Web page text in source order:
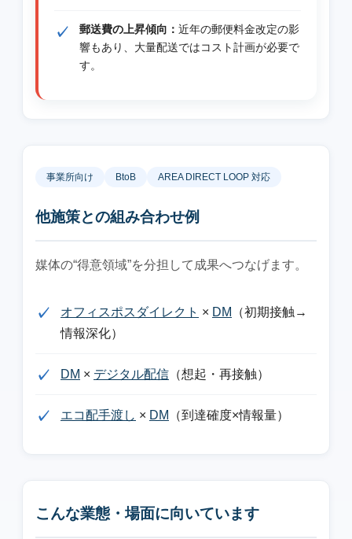
郵送費の上昇傾向： 近年の郵便料金改定の影
響もあり、大量配送ではコスト計画が必要で
す。
事業所向け BtoB AREA DIRECT LOOP 対応
他施策との組み合わせ例
媒体の“得意領域”を分担して成果へつなげます。
オフィスポスダイレクト × DM
（初期接触→
情報深化）
DM × デジタル配信 （想起・再接触）
エコ配手渡し × DM （到達確度×情報量）
こんな業態・場面に向いています